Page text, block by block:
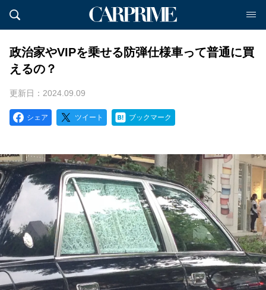
政治家やVIPを乗せる防弾仕様車って普通に買
えるの？
更新日：2024.09.09
シェア ツイート ブックマーク